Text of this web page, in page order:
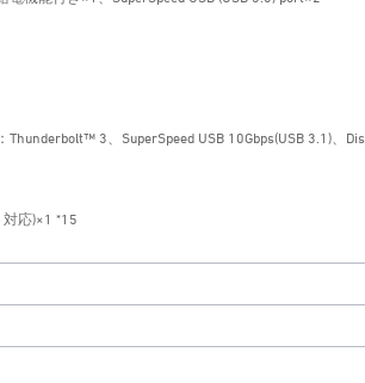
3、SuperSpeed USB 10Gbps(USB 3.1)、
応)×1 *15